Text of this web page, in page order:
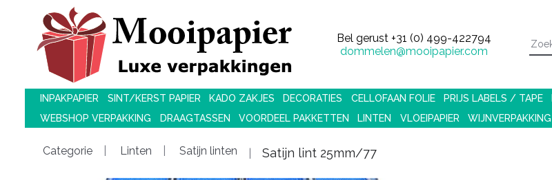
Bel gerust +31 (0) 499-422794
dommelen@mooipapier.com
INPAKPAPIER SINT/KERST PAPIER KADO ZAKJES DECORATIES CELLOFAAN FOLIE PRIJS LABELS / TAPE
WEBSHOP VERPAKKING
DRAAGTASSEN VOORDEEL PAKKETTEN LINTEN VLOEIPAPIER WIJNVERPAKKING
Categorie Linten Satijn linten Satijn lint 25mm/77